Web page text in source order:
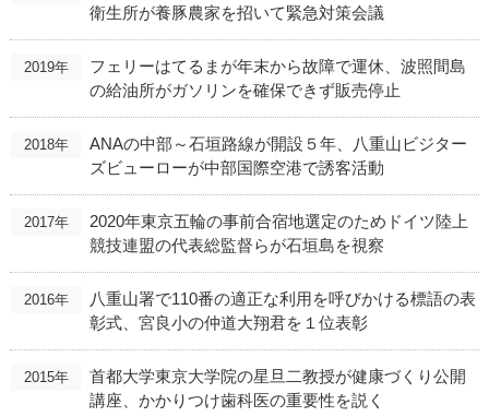
衛生所が養豚農家を招いて緊急対策会議
2019年
フェリーはてるまが年末から故障で運休、波照間島
の給油所がガソリンを確保できず販売停止
2018年
ANAの中部～石垣路線が開設５年、八重山ビジター
ズビューローが中部国際空港で誘客活動
2017年
2020年東京五輪の事前合宿地選定のためドイツ陸上
競技連盟の代表総監督らが石垣島を視察
2016年
八重山署で110番の適正な利用を呼びかける標語の表
彰式、宮良小の仲道大翔君を１位表彰
2015年
首都大学東京大学院の星旦二教授が健康づくり公開
講座、かかりつけ歯科医の重要性を説く